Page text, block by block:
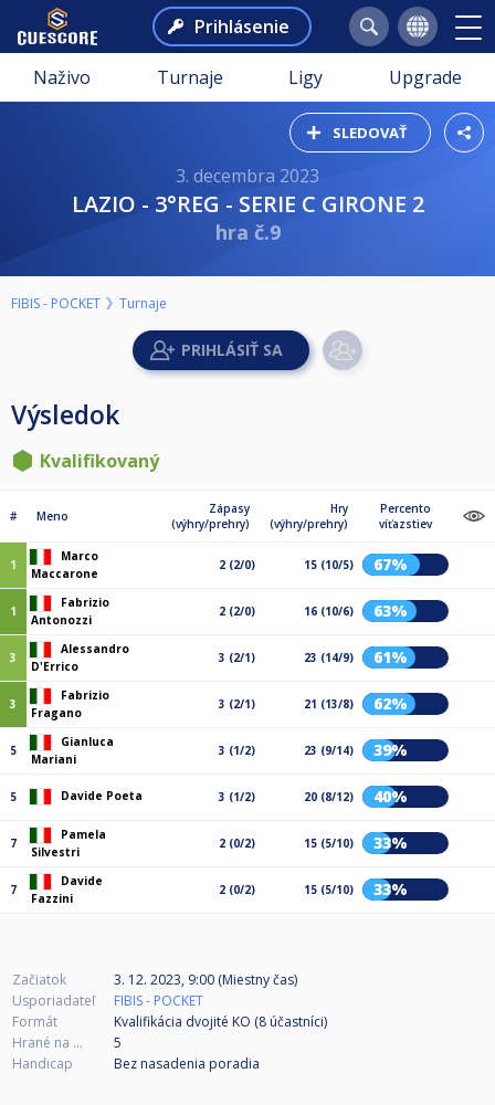
Prihlásenie
Naživo Turnaje Ligy Upgrade
SLEDOVAŤ
3. decembra 2023
LAZIO - 3°REG - SERIE C GIRONE 2
hra č.9
FIBIS - POCKET Turnaje
Výsledok
Kvalifikovaný
# Meno
Zápasy
(výhry/prehry)
Hry
(výhry/prehry)
Percento
víťazstiev
1
Marco
Maccarone
2 (2/0) 15 (10/5) 67%
1
Fabrizio
Antonozzi
2 (2/0) 16 (10/6) 63%
3
Alessandro
D'Errico
3 (2/1) 23 (14/9) 61%
3
Fabrizio
Fragano
3 (2/1) 21 (13/8) 62%
5
Gianluca
Mariani
3 (1/2) 23 (9/14) 39%
5 Davide Poeta 3 (1/2) 20 (8/12) 40%
7
Pamela
Silvestri
2 (0/2) 15 (5/10) 33%
7
Davide
Fazzini
2 (0/2) 15 (5/10) 33%
Začiatok
3. 12. 2023, 9:00 (Miestny čas)
Usporiadateľ
FIBIS - POCKET
Formát
Kvalifikácia dvojité KO (8 účastníci)
Hrané na ...
5
Handicap
Bez nasadenia poradia